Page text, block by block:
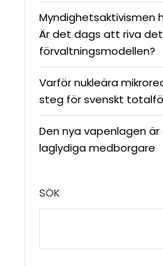
Myndighetsaktivismen
Är det dags att riva
förvaltningsmodellen?
Varför nukleära
steg för svenskt
Den nya vapenlagen
laglydiga medborgare
SÖK